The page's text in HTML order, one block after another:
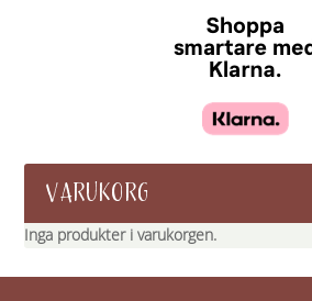
VARUKORG
Inga produkter i varukorgen.